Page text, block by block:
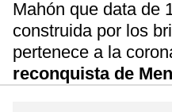
Mahón que data de
construida por los
pertenece a la
reconquista de